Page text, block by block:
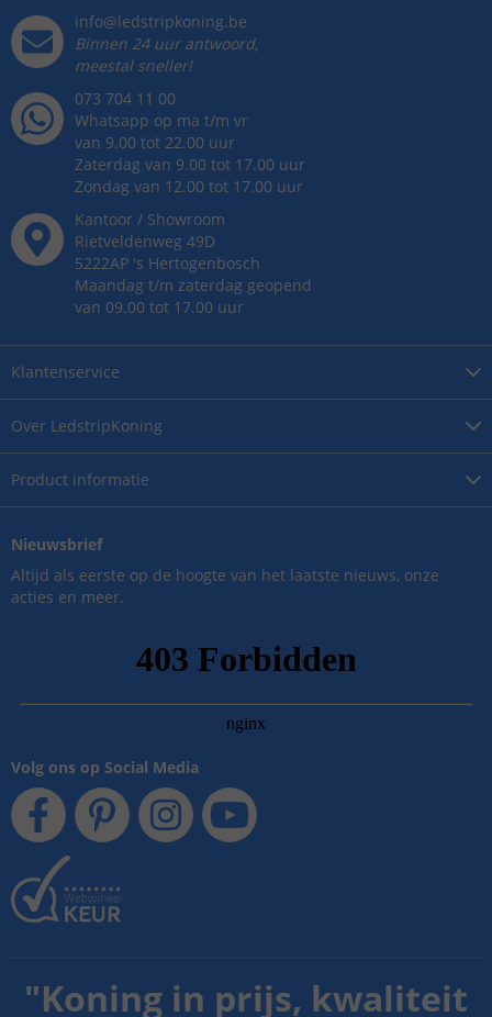
Over LedstripKoning
Product informatie
Klantenservice
info@ledstripkoning.be
Binnen 24 uur antwoord,
meestal sneller!
073 704 11 00
Whatsapp op ma t/m vr
van 9.00 tot 22.00 uur
Zaterdag van 9.00 tot 17.00 uur
Zondag van 12.00 tot 17.00 uur
Kantoor / Showroom
Rietveldenweg 49D
5222AP 's Hertogenbosch
Maandag t/m zaterdag geopend
van 09.00 tot 17.00 uur
Nieuwsbrief
Altijd als eerste op de hoogte van het laatste nieuws, onze
acties en meer.
Volg ons op Social Media
"Koning in prijs, kwaliteit